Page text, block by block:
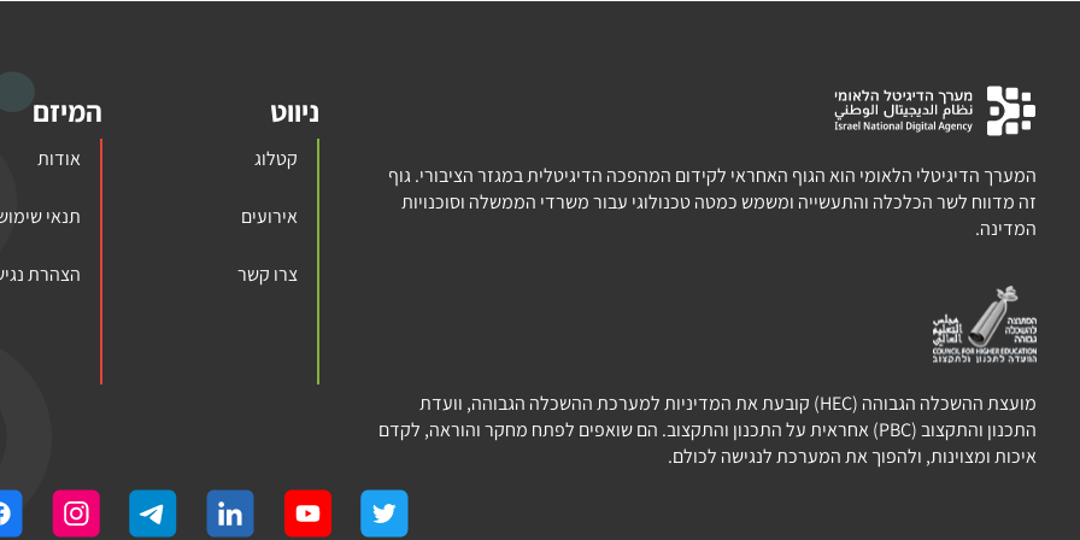
המערך הדיגיטלי הלאומי הוא הגוף האחראי לקידום המהפכה הדיגיטלית במגזר הציבורי. גוף
זה מדווח לשר הכלכלה והתעשייה ומשמש כמטה טכנולוגי עבור משרדי הממשלה וסוכנויות
המדינה.
מועצת ההשכלה הגבוהה (HEC) קובעת את המדיניות למערכת ההשכלה הגבוהה, וועדת
התכנון והתקצוב (PBC) אחראית על התכנון והתקצוב. הם שואפים לפתח מחקר והוראה, לקדם
איכות ומצוינות, ולהפוך את המערכת לנגישה לכולם.
ניווט
קטלוג
אירועים
צרו קשר
המיזם
אודות
תנאי
הצהרת